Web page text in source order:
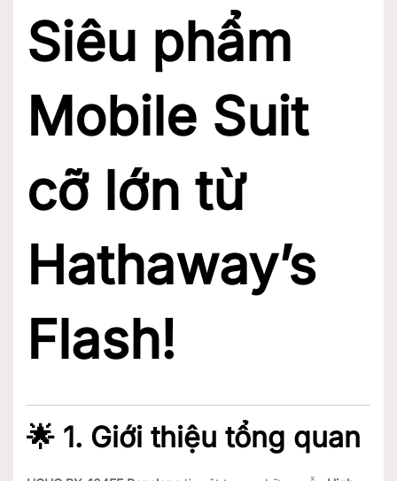
Siêu phẩm
Mobile Suit
cỡ lớn từ
Hathaway’s
Flash!
🌟 1. Giới thiệu tổng quan